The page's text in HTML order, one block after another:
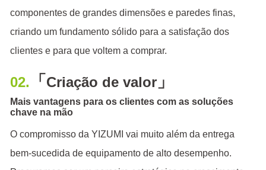
componentes de grandes dimensões e paredes finas,
criando um fundamento sólido para a satisfação dos
clientes e para que voltem a comprar.
02. 「 Criação de valor」
Mais vantagens para os clientes com as soluções
chave na mão
O compromisso da YIZUMI vai muito além da entrega
bem-sucedida de equipamento de alto desempenho.